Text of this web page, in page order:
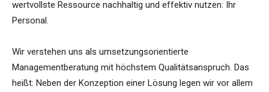
wertvollste Ressource nachhaltig und effektiv nutzen: Ihr
Personal.
Wir verstehen uns als umsetzungsorientierte
Managementberatung mit höchstem Qualitätsanspruch. Das
heißt: Neben der Konzeption einer Lösung legen wir vor allem